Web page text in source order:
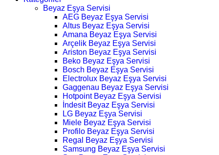
Beyaz Eşya Servisi
AEG Beyaz Eşya Servisi
Altus Beyaz Eşya Servisi
Amana Beyaz Eşya Servisi
Arçelik Beyaz Eşya Servisi
Ariston Beyaz Eşya Servisi
Beko Beyaz Eşya Servisi
Bosch Beyaz Eşya Servisi
Electrolux Beyaz Eşya Servisi
Gaggenau Beyaz Eşya Servisi
Hotpoint Beyaz Eşya Servisi
İndesit Beyaz Eşya Servisi
LG Beyaz Eşya Servisi
Miele Beyaz Eşya Servisi
Profilo Beyaz Eşya Servisi
Regal Beyaz Eşya Servisi
Samsung Beyaz Eşya Servisi